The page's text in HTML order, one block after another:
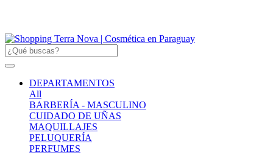
DEPARTAMENTOS
All
BARBERÍA - MASCULINO
CUIDADO DE UÑAS
MAQUILLAJES
PELUQUERÍA
PERFUMES